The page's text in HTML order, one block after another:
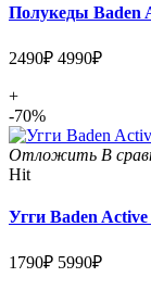
Полукеды Baden
2490₽ 4990₽
+
-70%
Отложить В
Hit
Угги Baden
1790₽ 5990₽